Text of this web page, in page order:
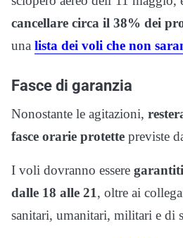
cancellare circa il 38% dei
una lista dei voli che non
Fasce di garanzia
Nonostante le agitazioni,
fasce orarie protette previste
I voli dovranno essere
dalle 18 alle 21, oltre ai
sanitari, umanitari, militari e di